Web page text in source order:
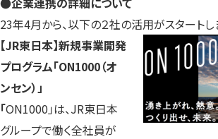
23年4月から、以下の２社の活用がスタートし
【JR東日本】新規事業開発
プログラム「ON1000（オ
ンセン）」
「ON1000」は、JR東日本
グループで働く全社員が